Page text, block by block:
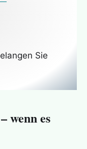
Sie
wenn es